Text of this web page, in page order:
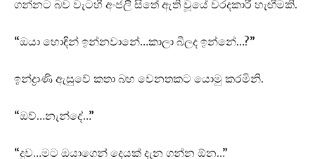
ගන්නට බව වැටහී අංජලී සිතේ ඇති වූයේ වරදකාරී හැඟීමකි.
“ඔයා හොඳින් ඉන්නවානේ…කාලා බීලද ඉන්නේ…?”
ඉන්ද්‍රාණි ඇසුවේ කතා බහ වෙනතකට යොමු කරමිනි.
“ඔව්…නැන්දේ…”
“දුව…මට ඔයාගෙන් දෙයක් දැන ගන්න ඕන…”